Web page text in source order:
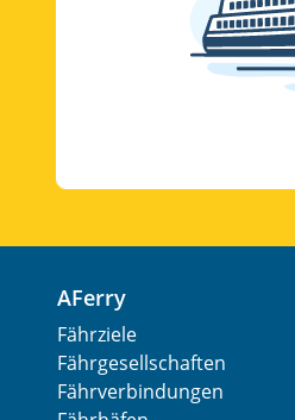
AFerry
Fährziele
Fährgesellschaften
Fährverbindungen